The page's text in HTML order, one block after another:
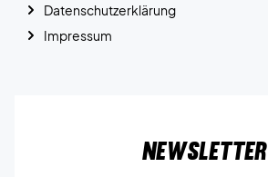
Datenschutzerklärung
Impressum
Newsletter